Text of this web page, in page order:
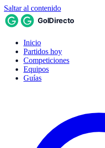
Saltar al contenido
Inicio
Partidos hoy
Competiciones
Equipos
Guías